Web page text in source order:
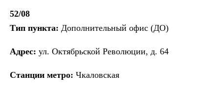
52/08
Тип пункта: Дополнительный офис (ДО)
Адрес: ул. Октябрьской Революции, д. 64
Станции метро: Чкаловская